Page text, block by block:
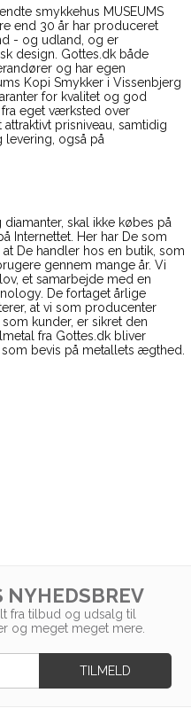
smykkehus MUSEUMS
end 30 år har produceret
- og udland, og er
design. Gottes.dk både
og har egen
Kopi Smykker i Vissenbjerg
for kvalitet og god
eget værksted over
prisniveau, samtidig
levering, også på
skal ikke købes på
Internettet. Her har De som
De handler hos en butik, som
gennem mange år. Vi
et samarbejde med en
De fortaget årlige
at vi som producenter
kunder, er sikret den
fra Gottes.dk bliver
bevis på metallets ægthed.
NYHEDSBREV
fra tilbud og udsalg til
og meget meget mere.